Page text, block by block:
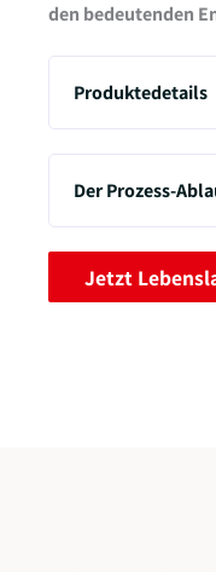
den bedeutenden
Produktedetails
Der Prozess-
Jetzt